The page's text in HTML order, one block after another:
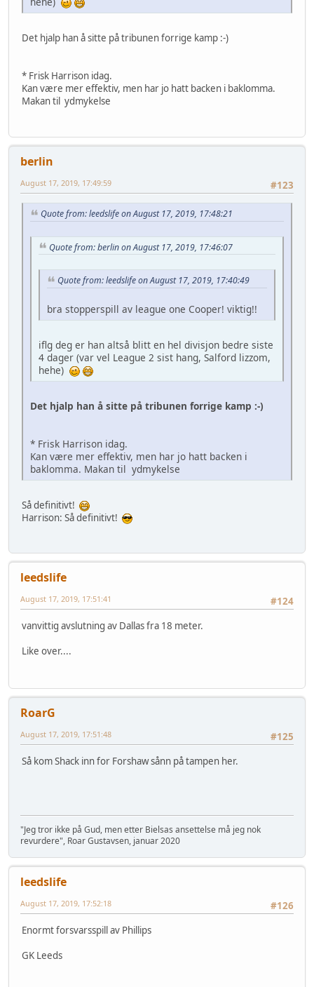
Det hjalp han å sitte på tribunen forrige kamp :-)
* Frisk Harrison idag.
Kan være mer effektiv, men har jo hatt backen i baklomma.
Makan til ydmykelse
berlin
#123
August 17, 2019, 17:49:59
Quote from: leedslife on August 17, 2019, 17:48:21
Quote from: berlin on August 17, 2019, 17:46:07
Quote from: leedslife on August 17, 2019, 17:40:49
bra stopperspill av league one Cooper! viktig!!
iflg deg er han altså blitt en hel divisjon bedre siste
4 dager (var vel League 2 sist hang, Salford lizzom,
hehe)
Det hjalp han å sitte på tribunen forrige kamp :-)
* Frisk Harrison idag.
Kan være mer effektiv, men har jo hatt backen i
baklomma. Makan til ydmykelse
Så definitivt!
Harrison: Så definitivt!
leedslife
#124
August 17, 2019, 17:51:41
vanvittig avslutning av Dallas fra 18 meter.
Like over....
RoarG
#125
August 17, 2019, 17:51:48
Så kom Shack inn for Forshaw sånn på tampen her.
"Jeg tror ikke på Gud, men etter Bielsas ansettelse må jeg nok
revurdere", Roar Gustavsen, januar 2020
leedslife
#126
August 17, 2019, 17:52:18
Enormt forsvarsspill av Phillips
GK Leeds